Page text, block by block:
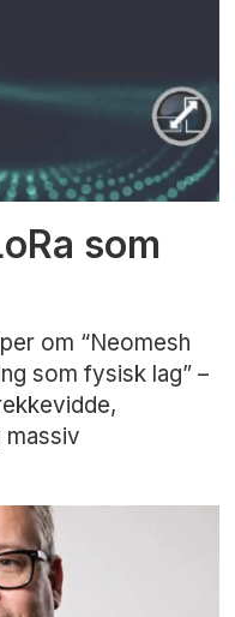
som
om “Neomesh
som fysisk lag” –